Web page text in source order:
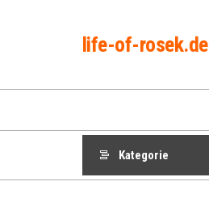
life-of-rosek.de
Kategorie